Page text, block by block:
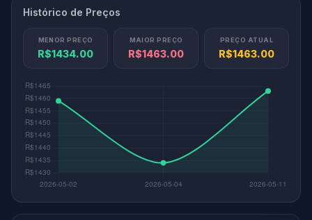
Histórico de Preços
MENOR PREÇO
R$1434.00
MAIOR PREÇO
R$1463.00
PREÇO ATUAL
R$1463.00